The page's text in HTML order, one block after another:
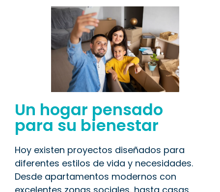
Un hogar pensado
para su bienestar
Hoy existen proyectos diseñados para
diferentes estilos de vida y necesidades.
Desde apartamentos modernos con